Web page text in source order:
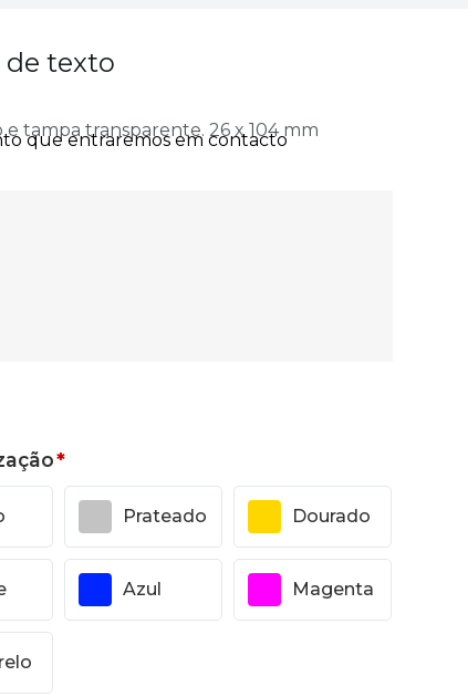
de texto
tampa transparente. 26 x 104 mm
*
Prateado Dourado
Azul Magenta